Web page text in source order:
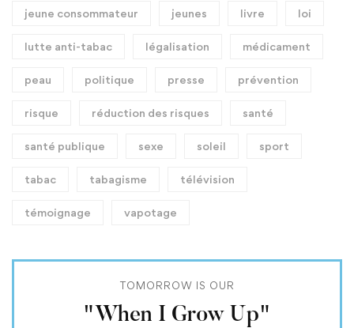
jeune consommateur jeunes livre loi
lutte anti-tabac légalisation médicament
peau politique presse prévention
risque réduction des risques santé
santé publique sexe soleil sport
tabac tabagisme télévision
témoignage vapotage
TOMORROW IS OUR
"When I Grow Up"